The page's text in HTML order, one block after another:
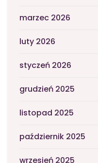
marzec 2026
luty 2026
styczeń 2026
grudzień 2025
listopad 2025
październik 2025
wrzesień 2025